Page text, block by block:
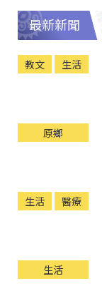
最新新聞
教文 生活
原鄉
生活 醫療
生活